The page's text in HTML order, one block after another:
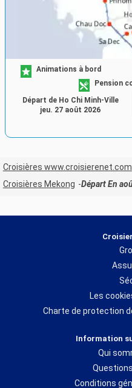
Animations à bord
Pension
Départ de Ho Chi Minh-Ville
jeu. 27 août 2026
Croisières www.croisierenet.com
Croisières Mekong
Départ En
Les
Charte de protection
Information
Qui
Conditions